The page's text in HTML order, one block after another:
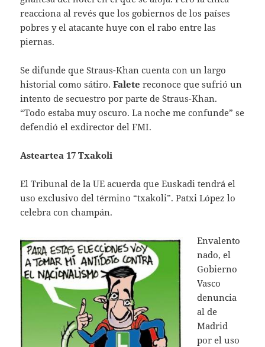
reacciona al revés que los gobiernos de los países
pobres y el atacante huye con el rabo entre las
piernas.
Se difunde que Straus-Khan cuenta con un largo
historial como sátiro.Falete reconoce que sufrió un
intento de secuestro por parte de Straus-Khan.
“Todo estaba muy oscuro. La noche me confunde” se
defendió el exdirector del FMI.
Asteartea 17 Txakoli
El Tribunal de la UE acuerda que Euskadi tendrá el
uso exclusivo del término “txakoli”. Patxi López lo
celebra con champán.
Envalento
nado, el
Gobierno
Vasco
denuncia
al de
Madrid
por el uso